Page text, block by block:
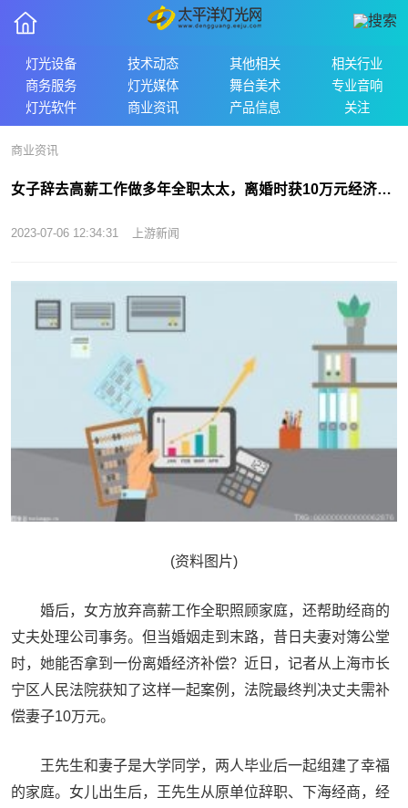
灯光设备 技术动态 其他相关
相关行业
商务服务
灯光媒体 舞台美术
专业音响
灯光软件
商业资讯 产品信息 关注
商业资讯
女子辞去高薪工作做多年全职太太，离婚时获10万元经济补偿 今日热讯
2023-07-06 12:34:31 上游新闻
(资料图片)
婚后，女方放弃高薪工作全职照顾家庭，还帮助经商的
丈夫处理公司事务。但当婚姻走到末路，昔日夫妻对簿公堂
时，她能否拿到一份离婚经济补偿？近日，记者从上海市长
宁区人民法院获知了这样一起案例，法院最终判决丈夫需补
偿妻子10万元。
王先生和妻子是大学同学，两人毕业后一起组建了幸福
的家庭。女儿出生后，王先生从原单位辞职、下海经商，经